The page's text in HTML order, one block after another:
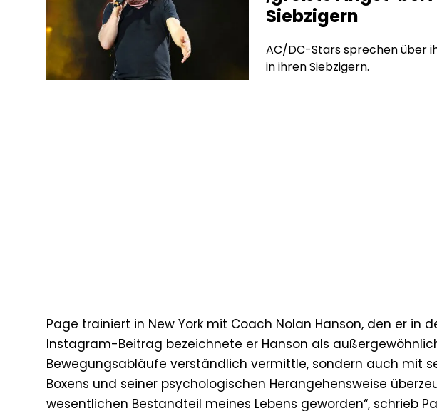
Siebzigern
AC/DC-Stars sprechen über
in ihren Siebzigern.
Page trainiert in New York mit Coach Nolan Hanson, den er in
Instagram-Beitrag bezeichnete er Hanson als
Bewegungsabläufe verständlich vermittle, sondern auch mit
Boxens und seiner psychologischen Herangehensweise
wesentlichen Bestandteil meines Lebens geworden“, schrieb